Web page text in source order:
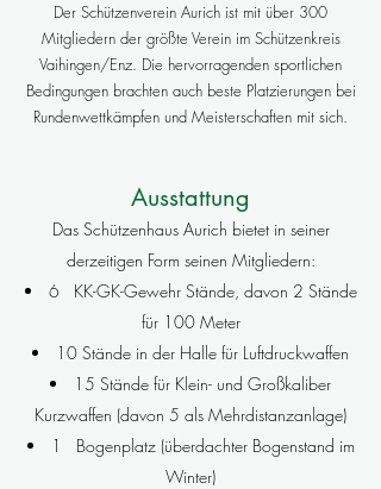
Der Schützenverein Aurich ist mit über 300
Mitgliedern der größte Verein im Schützenkreis
Vaihingen/Enz. Die hervorragenden sportlichen
Bedingungen brachten auch beste Platzierungen bei
Rundenwettkämpfen und Meisterschaften mit sich.
Ausstattung
Das Schützenhaus Aurich bietet in seiner
derzeitigen Form seinen Mitgliedern:
6 KK-GK-Gewehr Stände, davon 2 Stände
für 100 Meter
10 Stände in der Halle für Luftdruckwaffen
15 Stände für Klein- und Großkaliber
Kurzwaffen (davon 5 als Mehrdistanzanlage)
1 Bogenplatz (überdachter Bogenstand im
Winter)